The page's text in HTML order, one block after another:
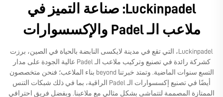
Luckinpadel: صناعة التميز في
ملاعب الـ Padel والإكسسوارات
Luckinpadel، التي تقع في مدينة لايكسى النابضة بالحياة في الصين، برزت
كشركة رائدة في تصنيع وتركيب ملاعب الـ Padel عالية الجودة على مدار
التسع سنوات الماضية. وتمتد خبرتنا beyond بناء الملاعب؛ فنحن متخصصون
أيضًا في تصنيع إكسسوارات الـ Padel الراقية، بما في ذلك شبكات التنس
الممتازة المصممة لتتماشى بشكل مثالي مع ملاعبنا. وبفضل فريق احترافي